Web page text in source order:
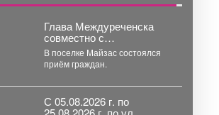
Глава Междуреченска
совместно с
руководителями
различных ведомств
продолжает проводить
выездные встречи.
В поселке Майзас состоялся
приём граждан.
С 05.08.2026 г. по